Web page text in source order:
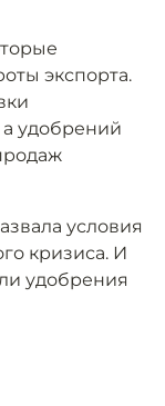
экспорта.
а удобрений
условия
кризиса. И
удобрения